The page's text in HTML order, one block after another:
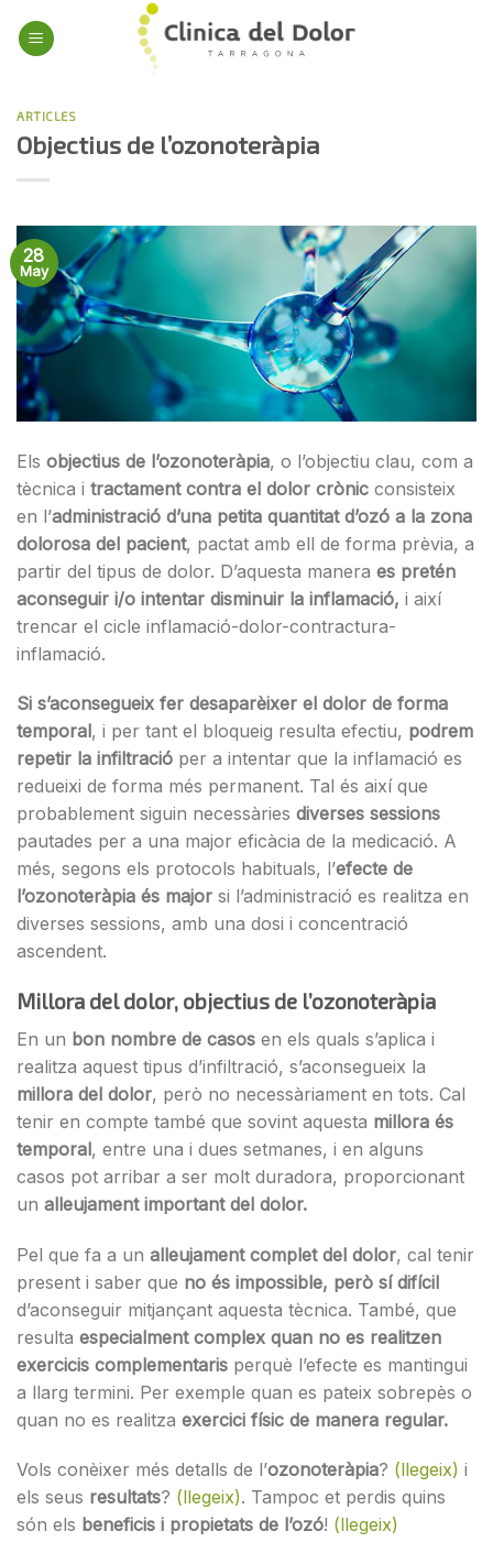
ARTICLES
Objectius de l’ozonoteràpia
28
May
Els objectius de l’ozonoteràpia, o l’objectiu clau, com a
tècnica i tractament contra el dolor crònic consisteix
en l’administració d’una petita quantitat d’ozó a la zona
dolorosa del pacient, pactat amb ell de forma prèvia, a
partir del tipus de dolor. D’aquesta manera es pretén
aconseguir i/o intentar disminuir la inflamació, i així
trencar el cicle inflamació-dolor-contractura-
inflamació.
Si s’aconsegueix fer desaparèixer el dolor de forma
temporal, i per tant el bloqueig resulta efectiu, podrem
repetir la infiltració per a intentar que la inflamació es
redueixi de forma més permanent. Tal és així que
probablement siguin necessàries diverses sessions
pautades per a una major eficàcia de la medicació. A
més, segons els protocols habituals, l’efecte de
l’ozonoteràpia és major si l’administració es realitza en
diverses sessions, amb una dosi i concentració
ascendent.
Millora del dolor, objectius de l’ozonoteràpia
En un bon nombre de casos en els quals s’aplica i
realitza aquest tipus d’infiltració, s’aconsegueix la
millora del dolor, però no necessàriament en tots. Cal
tenir en compte també que sovint aquesta millora és
temporal, entre una i dues setmanes, i en alguns
casos pot arribar a ser molt duradora, proporcionant
un alleujament important del dolor.
Pel que fa a un alleujament complet del dolor, cal tenir
present i saber que no és impossible, però sí difícil
d’aconseguir mitjançant aquesta tècnica. També, que
resulta especialment complex quan no es realitzen
exercicis complementaris perquè l’efecte es mantingui
a llarg termini. Per exemple quan es pateix sobrepès o
quan no es realitza exercici físic de manera regular.
Vols conèixer més detalls de l’ozonoteràpia? (llegeix) i
els seus resultats? (llegeix). Tampoc et perdis quins
són els beneficis i propietats de l’ozó! (llegeix)